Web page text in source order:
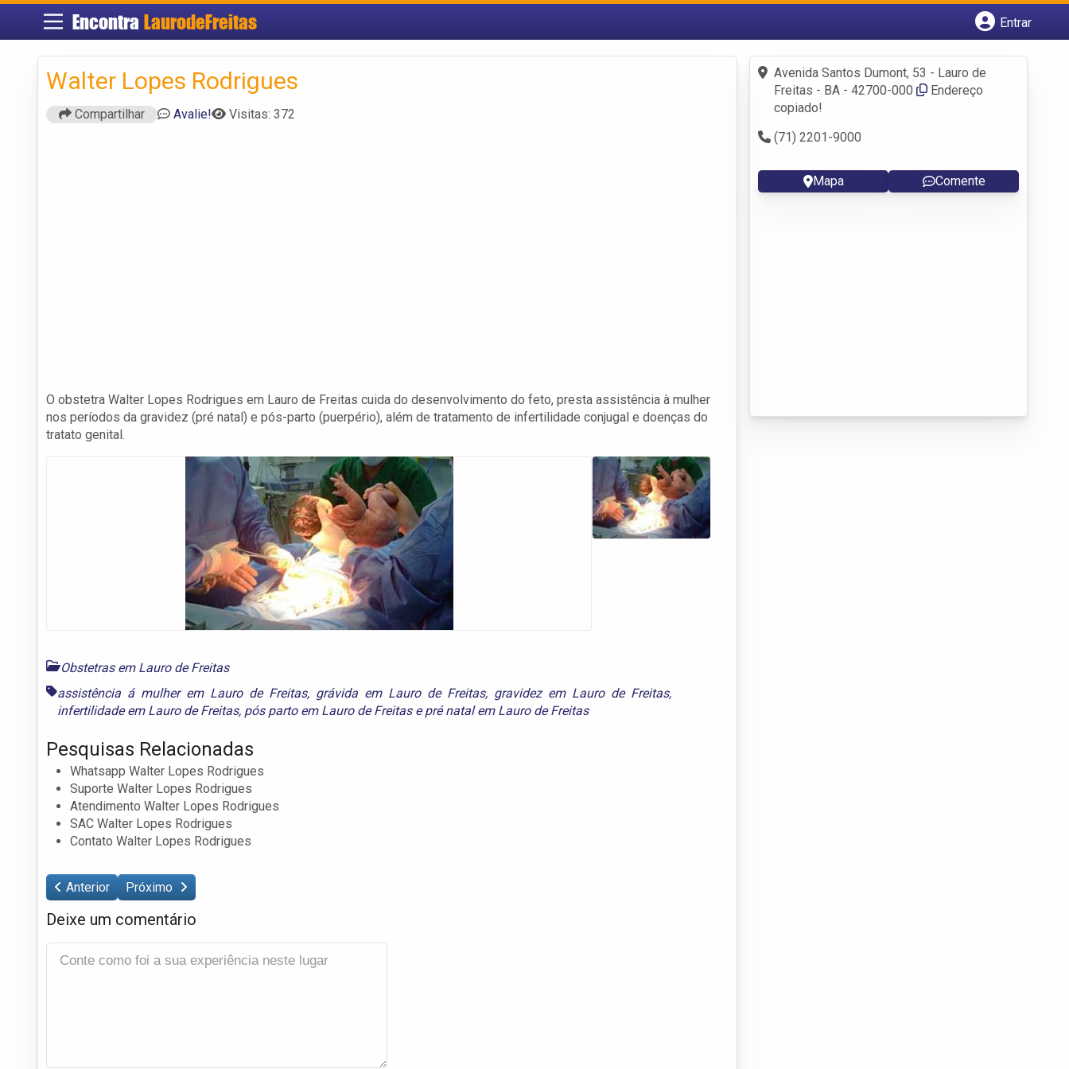
Encontra LaurodeFreitas Entrar
Cadastrar empresa
Fazer login
Criar conta
Walter Lopes Rodrigues
Compartilhar Avalie! Visitas: 372
O obstetra Walter Lopes Rodrigues em Lauro de Freitas cuida do desenvolvimento do feto, presta assistência à mulher
nos períodos da gravidez (pré natal) e pós-parto (puerpério), além de tratamento de infertilidade conjugal e doenças do
tratato genital.
Obstetras em Lauro de Freitas
assistência á mulher em Lauro de Freitas, grávida em Lauro de Freitas, gravidez em Lauro de Freitas,
infertilidade em Lauro de Freitas, pós parto em Lauro de Freitasepré natal em Lauro de Freitas
Pesquisas Relacionadas
Whatsapp Walter Lopes Rodrigues
Suporte Walter Lopes Rodrigues
Atendimento Walter Lopes Rodrigues
SAC Walter Lopes Rodrigues
Contato Walter Lopes Rodrigues
Anterior Próximo
Deixe um comentário
Avenida Santos Dumont, 53 - Lauro de
Freitas - BA - 42700-000
Endereço
copiado!
(71) 2201-9000
Mapa Comente